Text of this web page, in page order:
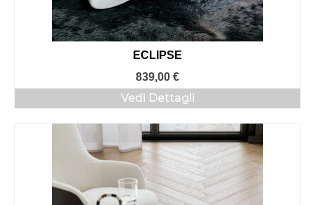
ECLIPSE
839,00 €
Vedi Dettagli